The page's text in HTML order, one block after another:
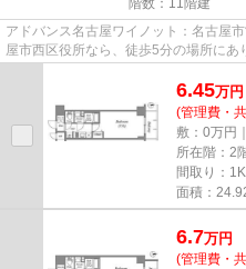
階数：11階建
アドバンス名古屋ワイノット：名古屋
屋市西区役所なら、徒歩5分の場所に
6.45万円
(管理費・
敷：0万円
所在階：2
間取り：1K
面積：
6.7万円
(管理費・